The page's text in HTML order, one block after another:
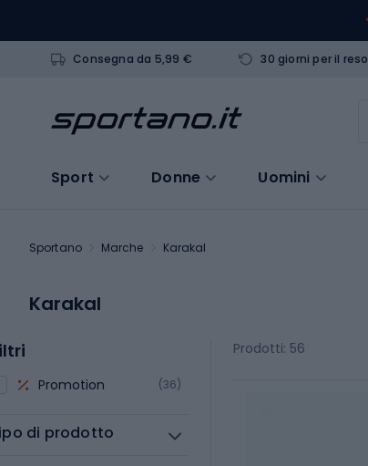
Consegna da 5,99 € 30 giorni per il reso
Sport Donne Uomini
Sportano Marche Karakal
Karakal
Promotion (36)
di prodotto
Prodotti: 56